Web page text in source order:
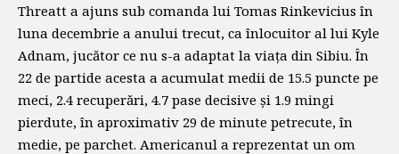
Threatt a ajuns sub comanda lui Tomas Rinkevicius în
luna decembrie a anului trecut, ca înlocuitor al lui Kyle
Adnam, jucător ce nu s-a adaptat la viața din Sibiu. În
22 de partide acesta a acumulat medii de 15.5 puncte pe
meci, 2.4 recuperări, 4.7 pase decisive și 1.9 mingi
pierdute, în aproximativ 29 de minute petrecute, în
medie, pe parchet. Americanul a reprezentat un om